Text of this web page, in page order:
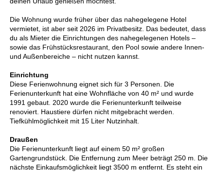
Die Wohnung wurde früher über das nahegelegene Hotel
vermietet, ist aber seit 2026 im Privatbesitz. Das bedeutet, dass
du als Mieter die Einrichtungen des nahegelegenen Hotels –
sowie das Frühstücksrestaurant, den Pool sowie andere Innen-
und Außenbereiche – nicht nutzen kannst.
Einrichtung
Diese Ferienwohnung eignet sich für 3 Personen. Die
Ferienunterkunft hat eine Wohnfläche von 40 m² und wurde
1991 gebaut. 2020 wurde die Ferienunterkunft teilweise
renoviert. Haustiere dürfen nicht mitgebracht werden.
Tiefkühlmöglichkeit mit 15 Liter Nutzinhalt.
Draußen
Die Ferienunterkunft liegt auf einem 50 m² großen
Gartengrundstück. Die Entfernung zum Meer beträgt 250 m. Die
nächste Einkaufsmöglichkeit liegt 3500 m entfernt. Es steht ein